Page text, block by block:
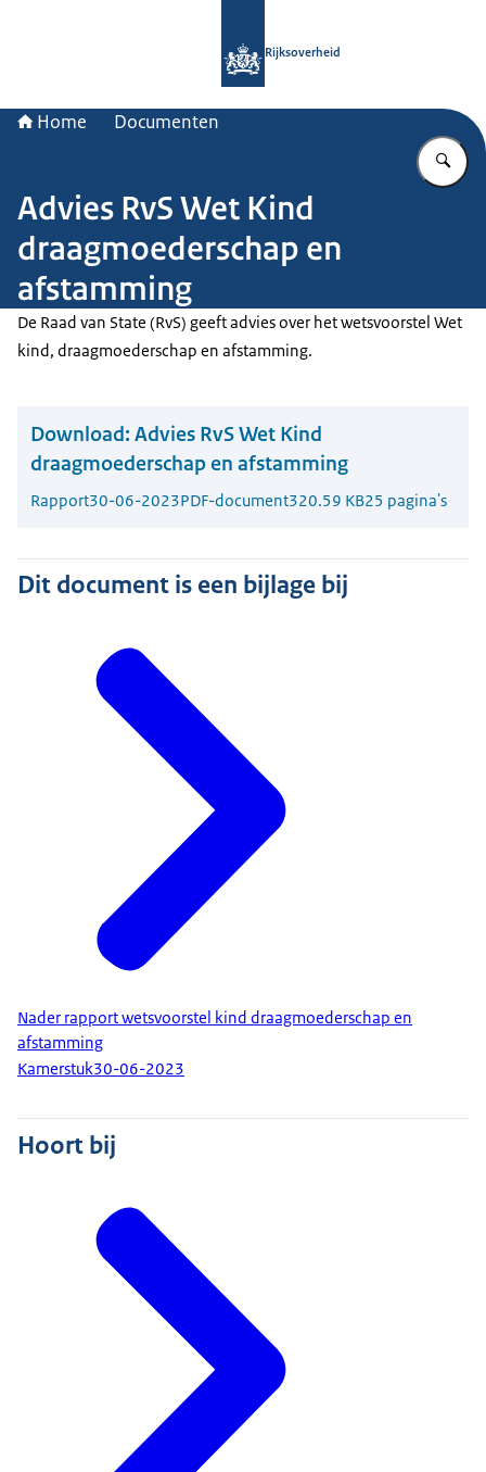
Rijksoverheid
Home Documenten
Advies RvS Wet Kind
draagmoederschap en
afstamming
De Raad van State (RvS) geeft advies over het wetsvoorstel Wet
kind, draagmoederschap en afstamming.
Download: Advies RvS Wet Kind
draagmoederschap en afstamming
Rapport30-06-2023PDF-document320.59 KB25 pagina's
Dit document is een bijlage bij
Nader rapport wetsvoorstel kind draagmoederschap en
afstamming
Kamerstuk30-06-2023
Hoort bij